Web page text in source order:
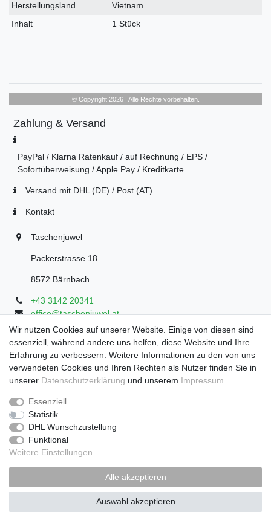
Herstellungsland
Vietnam
Inhalt
1 Stück
© Copyright 2026 | Alle Rechte vorbehalten.
Zahlung & Versand
PayPal / Klarna Ratenkauf / auf Rechnung / EPS /
Sofortüberweisung / Apple Pay / Kreditkarte
Versand mit DHL (DE) / Post (AT)
Kontakt
Taschenjuwel
Packerstrasse 18
8572 Bärnbach
+43 3142 20341
office@taschenjuwel.at
Montag - Freitag: 08:30 - 18:00
Samstag: 8:30 - 17 Uhr
Daten­schutz­erklärung
Zahlung und Versand
Wir nutzen Cookies auf unserer Website. Einige von diesen sind
essenziell, während andere uns helfen, diese Website und Ihre
Erfahrung zu verbessern. Weitere Informationen zu den von uns
verwendeten Cookies und Ihren Rechten als Nutzer finden Sie in
unserer Daten­schutz­erklärung und unserem Impressum
Essenziell
Statistik
DHL Wunschzustellung
Funktional
Weitere Einstellungen
Alle akzeptieren
Auswahl akzeptieren